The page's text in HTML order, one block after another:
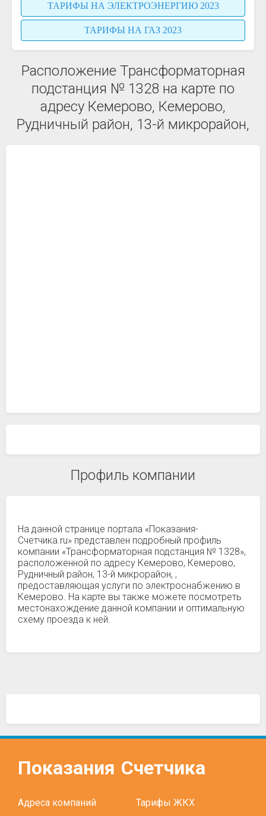
ТАРИФЫ НА ЭЛЕКТРОЭНЕРГИЮ 2023
ТАРИФЫ НА ГАЗ 2023
Расположение Трансформаторная
подстанция № 1328 на карте по
адресу Кемерово, Кемерово,
Рудничный район, 13-й микрорайон,
Профиль компании
На данной странице портала «Показания-
Счетчика.ru» представлен подробный профиль
компании «Трансформаторная подстанция № 1328»,
расположенной по адресу Кемерово, Кемерово,
Рудничный район, 13-й микрорайон, ,
предоставляющая услуги по электроснабжению в
Кемерово. На карте вы также можете посмотреть
местонахождение данной компании и оптимальную
схему проезда к ней.
Показания Счетчика
Адреса компаний Тарифы ЖКХ